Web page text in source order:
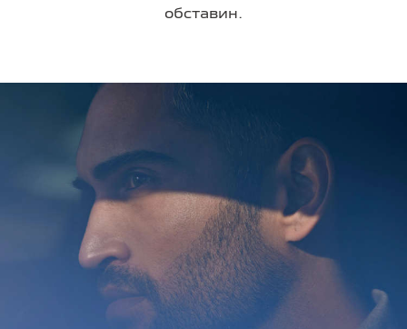
обставин.